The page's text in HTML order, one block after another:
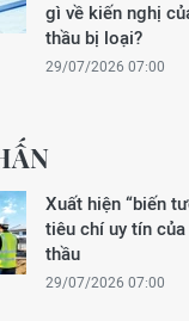
gì về kiến nghị
thầu bị loại?
29/07/2026 07:00
Xuất hiện “biến
tiêu chí uy tín của
thầu
29/07/2026 07:00